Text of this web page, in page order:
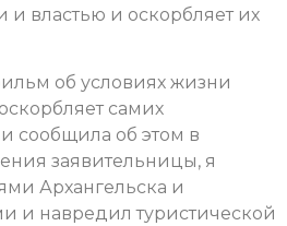
и властью и оскорбляет их
об условиях жизни
самих
сообщила об этом в
заявительницы, я
Архангельска и
и навредил туристической